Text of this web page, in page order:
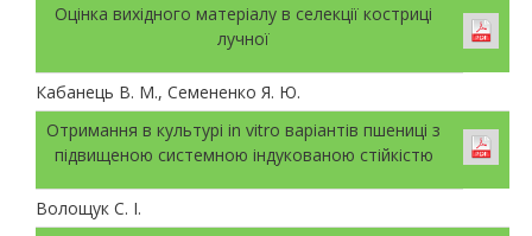
Оцінка вихідного матеріалу в селекції костриці
лучної
Кабанець В. М., Семененко Я. Ю.
Отримання в культурі in vitro варіантів пшениці з
підвищеною системною індукованою стійкістю
Волощук С. І.